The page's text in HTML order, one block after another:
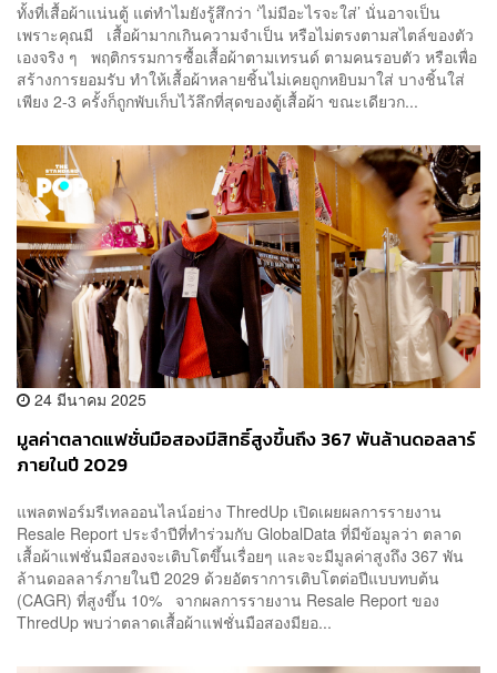
ทั้งที่เสื้อผ้าแน่นตู้ แต่ทำไมยังรู้สึกว่า ‘ไม่มีอะไรจะใส่’ นั่นอาจเป็น
เพราะคุณมี เสื้อผ้ามากเกินความจำเป็น หรือไม่ตรงตามสไตล์ของตัว
เองจริง ๆ พฤติกรรมการซื้อเสื้อผ้าตามเทรนด์ ตามคนรอบตัว หรือเพื่อ
สร้างการยอมรับ ทำให้เสื้อผ้าหลายชิ้นไม่เคยถูกหยิบมาใส่ บางชิ้นใส่
เพียง 2-3 ครั้งก็ถูกพับเก็บไว้ลึกที่สุดของตู้เสื้อผ้า ขณะเดียวก...
24 มีนาคม 2025
มูลค่าตลาดแฟชั่นมือสองมีสิทธิ์สูงขึ้นถึง 367 พันล้านดอลลาร์
ภายในปี 2029
แพลตฟอร์มรีเทลออนไลน์อย่าง ThredUp เปิดเผยผลการรายงาน
Resale Report ประจำปีที่ทำร่วมกับ GlobalData ที่มีข้อมูลว่า ตลาด
เสื้อผ้าแฟชั่นมือสองจะเติบโตขึ้นเรื่อยๆ และจะมีมูลค่าสูงถึง 367 พัน
ล้านดอลลาร์ภายในปี 2029 ด้วยอัตราการเติบโตต่อปีแบบทบต้น
(CAGR) ที่สูงขึ้น 10% จากผลการรายงาน Resale Report ของ
ThredUp พบว่าตลาดเสื้อผ้าแฟชั่นมือสองมียอ...